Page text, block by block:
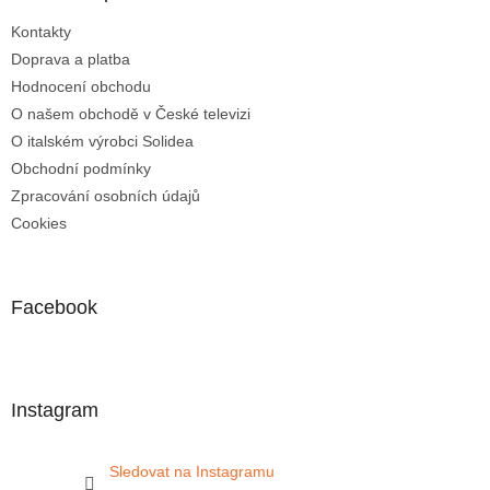
Kontakty
Doprava a platba
Hodnocení obchodu
O našem obchodě v České televizi
O italském výrobci Solidea
Obchodní podmínky
Zpracování osobních údajů
Cookies
Facebook
Instagram
Sledovat na Instagramu